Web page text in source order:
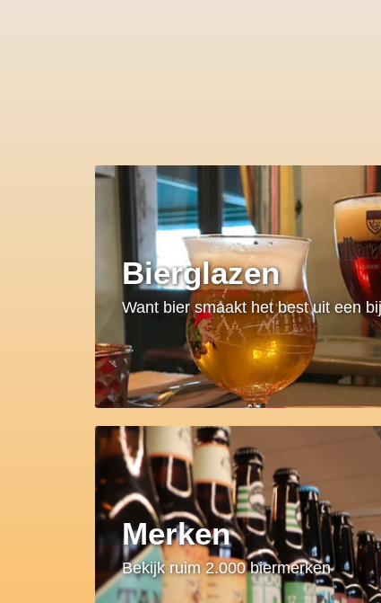
Bierglazen
Want bier smaakt het best uit een
Merken
Bekijk ruim 2.000 biermerken